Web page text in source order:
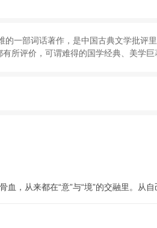
的一部词话著作 ， 是中国古典文学批评
有所评价 ， 可谓难得的国学经典 美学巨
血，从来都在“意”与“境”的交融里。